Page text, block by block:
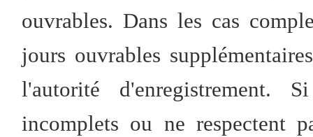
ouvrables. Dans les cas
jours ouvrables
l'autorité d'enregistrement.
incomplets ou ne respectent